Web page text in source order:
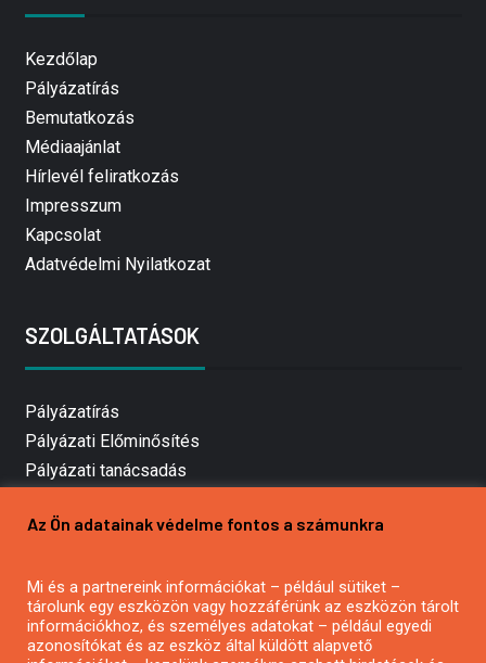
Kezdőlap
Pályázatírás
Bemutatkozás
Médiaajánlat
Hírlevél feliratkozás
Impresszum
Kapcsolat
Adatvédelmi Nyilatkozat
SZOLGÁLTATÁSOK
Pályázatírás
Pályázati Előminősítés
Pályázati tanácsadás
Mezőgazdasági pályázatírás
Pályázatírás civil szervezeteknek
Pályázatírás önkormányzatoknak
Pályázatfigyelés
Az Ön adatainak védelme fontos a számunkra
Mi és a partnereink információkat – például sütiket –
tárolunk egy eszközön vagy hozzáférünk az eszközön tárolt
információkhoz, és személyes adatokat – például egyedi
azonosítókat és az eszköz által küldött alapvető